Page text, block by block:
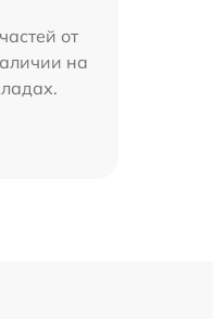
от
на